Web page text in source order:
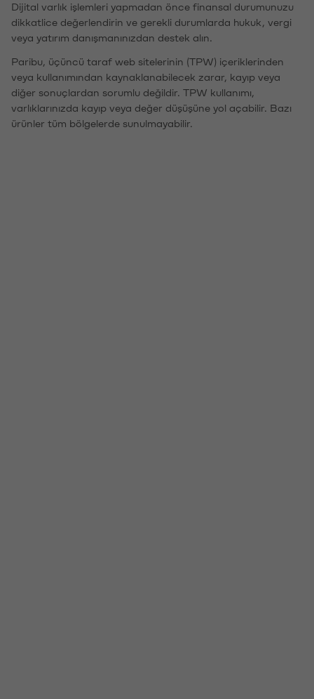
Dijital varlık işlemleri yapmadan önce finansal durumunuzu
dikkatlice değerlendirin ve gerekli durumlarda hukuk, vergi
veya yatırım danışmanınızdan destek alın.
Paribu, üçüncü taraf web sitelerinin (TPW) içeriklerinden
veya kullanımından kaynaklanabilecek zarar, kayıp veya
diğer sonuçlardan sorumlu değildir. TPW kullanımı,
varlıklarınızda kayıp veya değer düşüşüne yol açabilir. Bazı
ürünler tüm bölgelerde sunulmayabilir.